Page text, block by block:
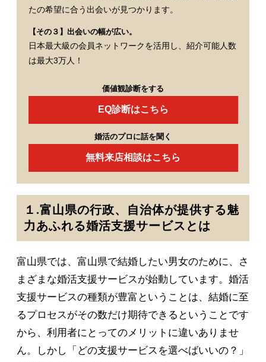
たの希望に合う出会いが見つかります。
【その３】出会いの幅が広い。
日本最大級の会員ネットワークを活用し、紹介可能人数
は最大3万人！
価値観診断をする
EQ診断はこちら
婚活のプロに話を聞く
無料来店相談はこちら
１.富山県の行政、自治体が提供する魅
力あふれる婚活支援サービスとは
富山県では、富山県で結婚したい男女のために、さ
まざまな婚活支援サービスが始動しています。婚活
支援サービスの種類が豊富ということは、結婚に至
るプロセスがその数だけ期待できるということです
から、利用者にとってのメリットに違いありませ
ん。しかし「どの支援サービスを選べばいいの？」